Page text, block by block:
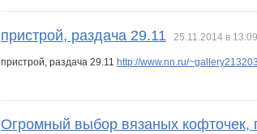
пристрой, раздача 29.11 25.11.2014 в 13:09
пристрой, раздача 29.11 http://www.nn.ru/
Огромный выбор вязаных кофточек,